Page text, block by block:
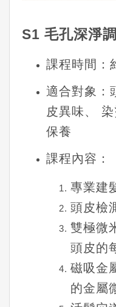
S1 毛孔深淨
課程時間：
適合對象：
皮異味、 染
保養
課程內容：
專業建
頭皮檢
雙極微
頭皮的
磁吸金
的金屬